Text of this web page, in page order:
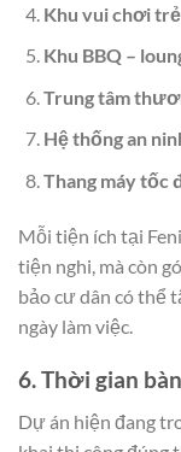
Khu vui chơi
Khu BBQ –
Trung tâm
Hệ thống an
Thang máy tốc
Mỗi tiện ích tại
tiện nghi, mà còn
bảo cư dân có thể
ngày làm việc.
6. Thời gian
Dự án hiện đang